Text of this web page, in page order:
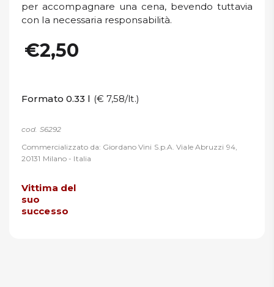
per accompagnare una cena, bevendo tuttavia
con la necessaria responsabilità.
€2,50
Formato 0.33 l (€ 7,58/lt.)
cod. S6292
Commercializzato da: Giordano Vini S.p.A. Viale Abruzzi 94,
20131 Milano - Italia
Vittima del
suo
successo